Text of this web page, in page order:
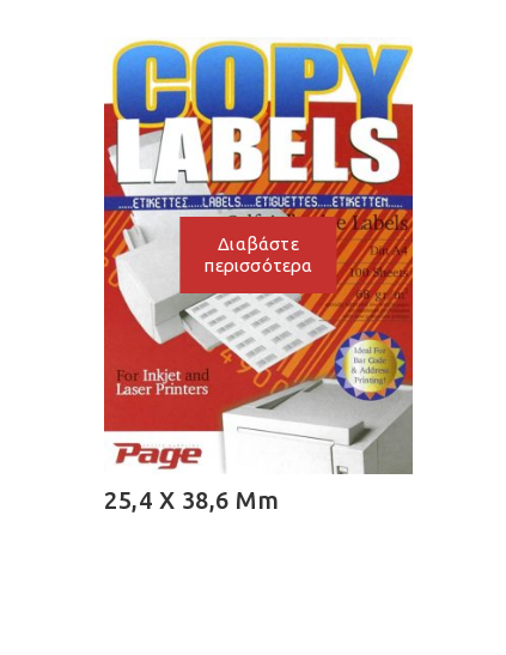
Διαβάστε
περισσότερα
25,4 X 38,6 Mm